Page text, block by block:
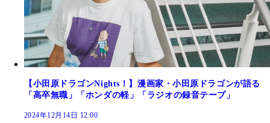
【小田原ドラゴンNights！】漫画家・小田原ドラゴンが語る
「高卒無職」「ホンダの軽」「ラジオの録音テープ」
2024年12月14日 12:00